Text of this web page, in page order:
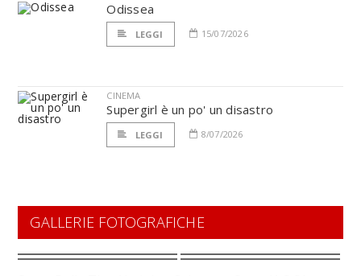
Odissea
LEGGI 15/07/2026
CINEMA
Supergirl è un po' un disastro
LEGGI 8/07/2026
GALLERIE FOTOGRAFICHE